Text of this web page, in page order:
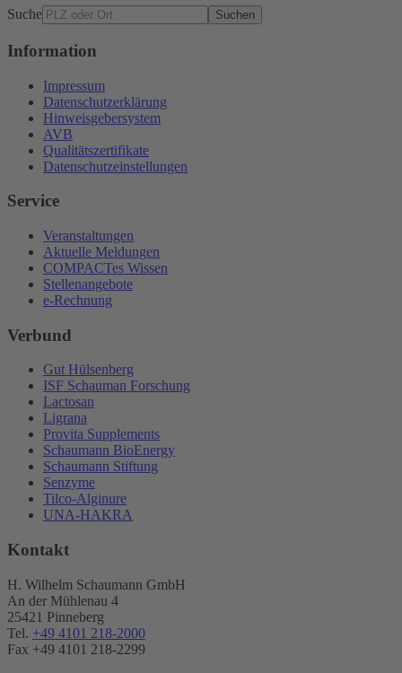
Suche Suchen
Information
Impressum
Datenschutzerklärung
Hinweisgebersystem
AVB
Qualitätszertifikate
Datenschutzeinstellungen
Service
Veranstaltungen
Aktuelle Meldungen
COMPACTes Wissen
Stellenangebote
e-Rechnung
Verbund
Gut Hülsenberg
ISF Schauman Forschung
Lactosan
Ligrana
Provita Supplements
Schaumann BioEnergy
Schaumann Stiftung
Senzyme
Tilco-Alginure
UNA-HAKRA
Kontakt
H. Wilhelm Schaumann GmbH
An der Mühlenau 4
25421 Pinneberg
Tel. +49 4101 218-2000
Fax +49 4101 218​-2299